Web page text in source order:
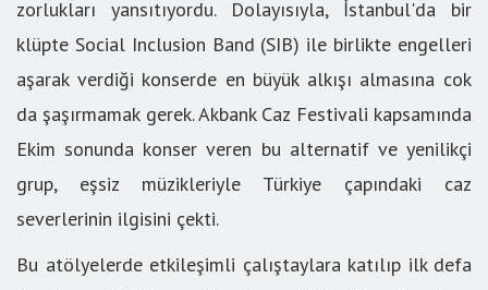
zorlukları yansıtıyordu. Dolayısıyla, İstanbul'da bir
klüpte Social Inclusion Band (SIB) ile birlikte engelleri
aşarak verdiği konserde en büyük alkışı almasına cok
da şaşırmamak gerek. Akbank Caz Festivali kapsamında
Ekim sonunda konser veren bu alternatif ve yenilikçi
grup, eşsiz müzikleriyle Türkiye çapındaki caz
severlerinin ilgisini çekti.
Bu atölyelerde etkileşimli çalıştaylara katılıp ilk defa